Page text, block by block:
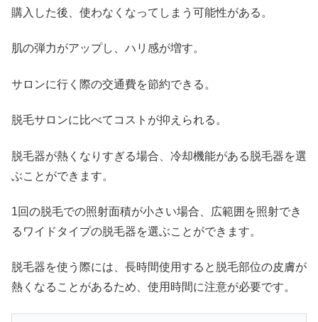
購入した後、使わなくなってしまう可能性がある。
肌の弾力がアップし、ハリ感が増す。
サロンに行く際の交通費を節約できる。
脱毛サロンに比べてコストが抑えられる。
脱毛器が熱くなりすぎる場合、冷却機能がある脱毛器を選
ぶことができます。
1回の脱毛での照射面積が小さい場合、広範囲を照射でき
るワイドタイプの脱毛器を選ぶことができます。
脱毛器を使う際には、長時間使用すると脱毛部位の皮膚が
熱くなることがあるため、使用時間に注意が必要です。